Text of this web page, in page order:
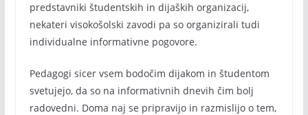
predstavniki študentskih in dijaških organizacij,
nekateri visokošolski zavodi pa so organizirali tudi
individualne informativne pogovore.
Pedagogi sicer vsem bodočim dijakom in študentom
svetujejo, da so na informativnih dnevih čim bolj
radovedni. Doma naj se pripravijo in razmislijo o tem,